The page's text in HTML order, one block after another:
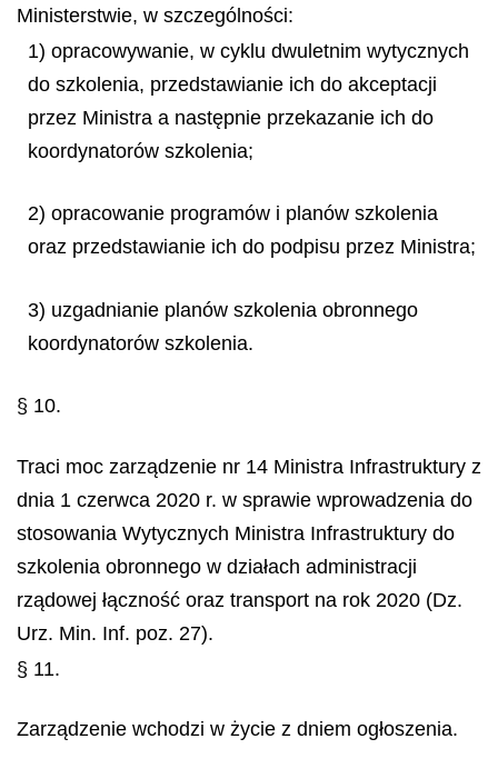
Ministerstwie, w szczególności:
1) opracowywanie, w cyklu dwuletnim wytycznych
do szkolenia, przedstawianie ich do akceptacji
przez Ministra a następnie przekazanie ich do
koordynatorów szkolenia;
2) opracowanie programów i planów szkolenia
oraz przedstawianie ich do podpisu przez Ministra;
3) uzgadnianie planów szkolenia obronnego
koordynatorów szkolenia.
§ 10.
Traci moc zarządzenie nr 14 Ministra Infrastruktury z
dnia 1 czerwca 2020 r. w sprawie wprowadzenia do
stosowania Wytycznych Ministra Infrastruktury do
szkolenia obronnego w działach administracji
rządowej łączność oraz transport na rok 2020 (Dz.
Urz. Min. Inf. poz. 27).
§ 11.
Zarządzenie wchodzi w życie z dniem ogłoszenia.